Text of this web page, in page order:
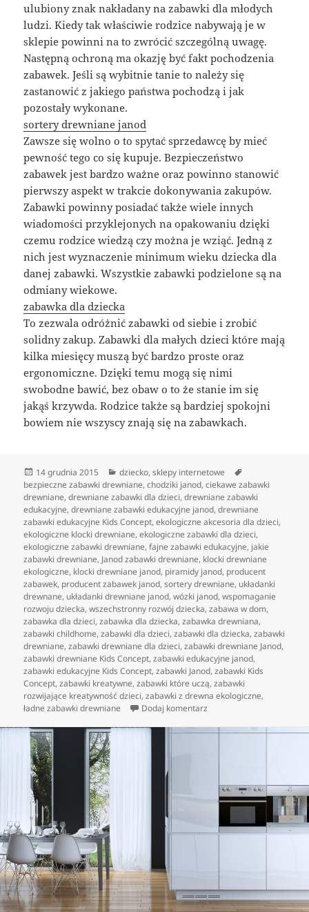
ulubiony znak nakładany na zabawki dla młodych
ludzi. Kiedy tak właściwie rodzice nabywają je w
sklepie powinni na to zwrócić szczególną uwagę.
Następną ochroną ma okazję być fakt pochodzenia
zabawek. Jeśli są wybitnie tanie to należy się
zastanowić z jakiego państwa pochodzą i jak
pozostały wykonane.
sortery drewniane janod
Zawsze się wolno o to spytać sprzedawcę by mieć
pewność tego co się kupuje. Bezpieczeństwo
zabawek jest bardzo ważne oraz powinno stanowić
pierwszy aspekt w trakcie dokonywania zakupów.
Zabawki powinny posiadać także wiele innych
wiadomości przyklejonych na opakowaniu dzięki
czemu rodzice wiedzą czy można je wziąć. Jedną z
nich jest wyznaczenie minimum wieku dziecka dla
danej zabawki. Wszystkie zabawki podzielone są na
odmiany wiekowe.
zabawka dla dziecka
To zezwala odróżnić zabawki od siebie i zrobić
solidny zakup. Zabawki dla małych dzieci które mają
kilka miesięcy muszą być bardzo proste oraz
ergonomiczne. Dzięki temu mogą się nimi
swobodne bawić, bez obaw o to że stanie im się
jakąś krzywda. Rodzice także są bardziej spokojni
bowiem nie wszyscy znają się na zabawkach.
Data
publikacji
14 grudnia 2015 Kategorie
dziecko,sklepy internetowe
bezpieczne zabawki drewniane,chodziki janod,ciekawe zabawki
drewniane,drewniane zabawki dla dzieci,drewniane zabawki
edukacyjne,drewniane zabawki edukacyjne janod,drewniane
zabawki edukacyjne Kids Concept,ekologiczne akcesoria dla dzieci,
ekologiczne klocki drewniane,ekologiczne zabawki dla dzieci,
ekologiczne zabawki drewniane,fajne zabawki edukacyjne, jakie
zabawki drewniane, Janod zabawki drewniane, klocki drewniane
ekologiczne, klocki drewniane janod, piramidy janod, producent
zabawek, producent zabawek janod,sortery drewniane, układanki
drewnane, układanki drewniane janod,wózki janod,wspomaganie
rozwoju dziecka,wszechstronny rozwój dziecka,zabawa w dom,
zabawka dla dzieci,zabawka dla dziecka,zabawka drewniana,
zabawki childhome,zabawki dla dzieci,zabawki dla dziecka,zabawki
drewniane,zabawki drewniane dla dzieci,zabawki drewniane Janod,
zabawki drewniane Kids Concept,zabawki edukacyjne janod,
zabawki edukacyjne Kids Concept,zabawki Janod,zabawki Kids
Concept,zabawki kreatywne,zabawki które uczą,zabawki
rozwijające kreatywność dzieci,zabawki z drewna ekologiczne,
ładne zabawki drewniane
Dodaj komentarz